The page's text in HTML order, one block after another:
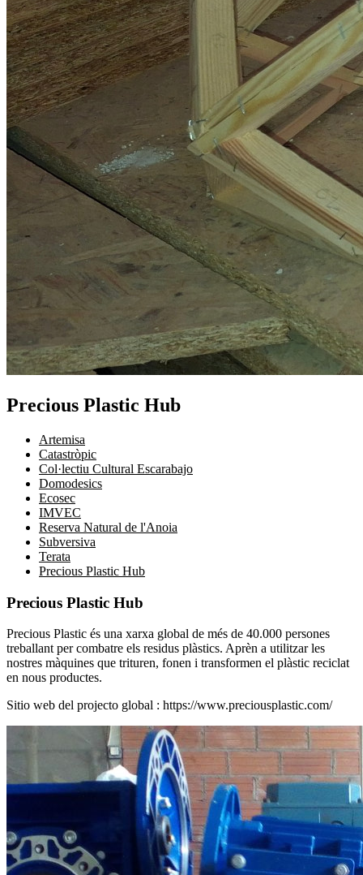
Precious Plastic Hub
Artemisa
Catastròpic
Col·lectiu Cultural Escarabajo
Domodesics
Ecosec
IMVEC
Reserva Natural de l'Anoia
Subversiva
Terata
Precious Plastic Hub
Precious Plastic Hub
Precious Plastic és una xarxa global de més de 40.000 persones
treballant per combatre els residus plàstics. Aprèn a utilitzar les
nostres màquines que trituren, fonen i transformen el plàstic reciclat
en nous productes.
Sitio web del projecto global : https://www.preciousplastic.com/